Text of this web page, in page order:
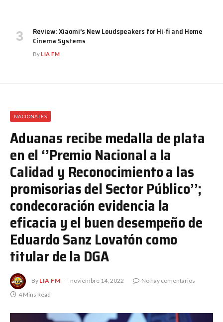
Review: Xiaomi’s New Loudspeakers for Hi-fi and Home
Cinema Systems
ByLIA FM
NACIONALES
Aduanas recibe medalla de plata
en el ‘’Premio Nacional a la
Calidad y Reconocimiento a las
promisorias del Sector Público’’;
condecoración evidencia la
eficacia y el buen desempeño de
Eduardo Sanz Lovatón como
titular de la DGA
By LIA FM noviembre 14, 2022
No hay comentarios
4 Mins Read